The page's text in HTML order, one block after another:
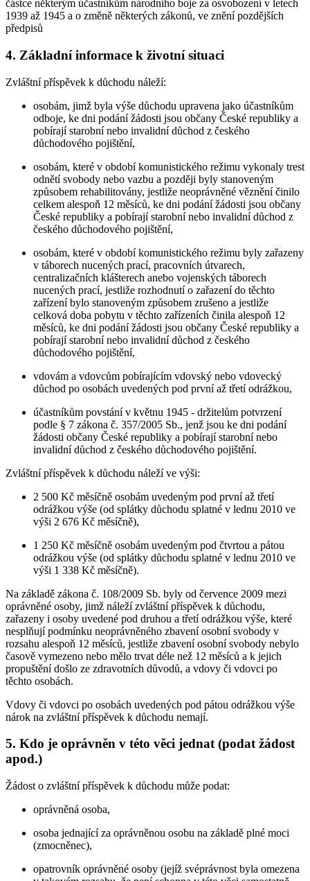
částce některým účastníkům národního boje za osvobození v letech
1939 až 1945 a o změně některých zákonů, ve znění pozdějších
předpisů
4. Základní informace k životní situaci
Zvláštní příspěvek k důchodu náleží:
osobám, jimž byla výše důchodu upravena jako účastníkům
odboje, ke dni podání žádosti jsou občany České republiky a
pobírají starobní nebo invalidní důchod z českého
důchodového pojištění,
osobám, které v období komunistického režimu vykonaly trest
odnětí svobody nebo vazbu a později byly stanoveným
způsobem rehabilitovány, jestliže neoprávněné věznění činilo
celkem alespoň 12 měsíců, ke dni podání žádosti jsou občany
České republiky a pobírají starobní nebo invalidní důchod z
českého důchodového pojištění,
osobám, které v období komunistického režimu byly zařazeny
v táborech nucených prací, pracovních útvarech,
centralizačních klášterech anebo vojenských táborech
nucených prací, jestliže rozhodnutí o zařazení do těchto
zařízení bylo stanoveným způsobem zrušeno a jestliže
celková doba pobytu v těchto zařízeních činila alespoň 12
měsíců, ke dni podání žádosti jsou občany České republiky a
pobírají starobní nebo invalidní důchod z českého
důchodového pojištění,
vdovám a vdovcům pobírajícím vdovský nebo vdovecký
důchod po osobách uvedených pod první až třetí odrážkou,
účastníkům povstání v květnu 1945 - držitelům potvrzení
podle § 7 zákona č. 357/2005 Sb., jenž jsou ke dni podání
žádosti občany České republiky a pobírají starobní nebo
invalidní důchod z českého důchodového pojištění.
Zvláštní příspěvek k důchodu náleží ve výši:
2 500 Kč měsíčně osobám uvedeným pod první až třetí
odrážkou výše (od splátky důchodu splatné v lednu 2010 ve
výši 2 676 Kč měsíčně),
1 250 Kč měsíčně osobám uvedeným pod čtvrtou a pátou
odrážkou výše (od splátky důchodu splatné v lednu 2010 ve
výši 1 338 Kč měsíčně).
Na základě zákona č. 108/2009 Sb. byly od července 2009 mezi
oprávněné osoby, jimž náleží zvláštní příspěvek k důchodu,
zařazeny i osoby uvedené pod druhou a třetí odrážkou výše, které
nesplňují podmínku neoprávněného zbavení osobní svobody v
rozsahu alespoň 12 měsíců, jestliže zbavení osobní svobody nebylo
časově vymezeno nebo mělo trvat déle než 12 měsíců a k jejich
propuštění došlo ze zdravotních důvodů, a vdovy či vdovci po
těchto osobách.
Vdovy či vdovci po osobách uvedených pod pátou odrážkou výše
nárok na zvláštní příspěvek k důchodu nemají.
5. Kdo je oprávněn v této věci jednat (podat žádost
apod.)
Žádost o zvláštní příspěvek k důchodu může podat:
oprávněná osoba,
osoba jednající za oprávněnou osobu na základě plné moci
(zmocněnec),
opatrovník oprávněné osoby (jejíž svéprávnost byla omezena